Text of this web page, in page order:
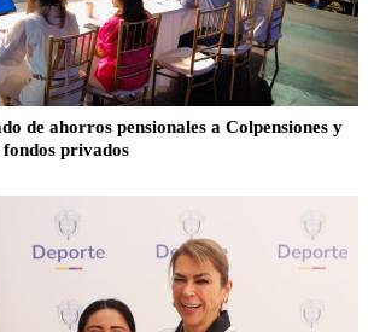
de ahorros pensionales a Colpensiones y
privados